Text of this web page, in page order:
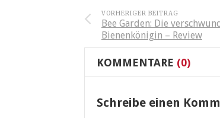
VORHERIGER BEITRAG
Bee Garden: Die
Bienenkönigin – Review
KOMMENTARE (0)
Schreibe einen